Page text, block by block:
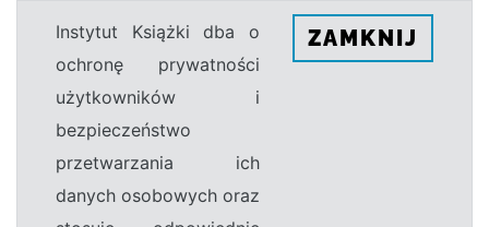
Instytut Książki dba o
ochronę prywatności
użytkowników i
bezpieczeństwo
przetwarzania ich
danych osobowych oraz
ZAMKNIJ